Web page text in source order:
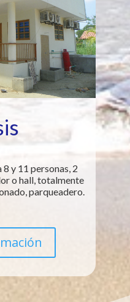
y 11 personas, 2
o hall, totalmente
parqueadero.